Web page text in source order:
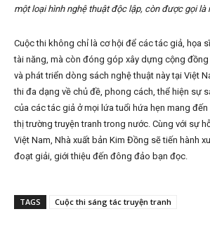
một loại hình nghệ thuật độc lập, còn được gọi là
Cuộc thi không chỉ là cơ hội để các tác giả, họa
tài năng, mà còn đóng góp xây dựng cộng đồng
và phát triển dòng sách nghệ thuật này tại Việt
thi đa dạng về chủ đề, phong cách, thể hiện sự
của các tác giả ở mọi lứa tuổi hứa hẹn mang
thị trường truyện tranh trong nước. Cùng với sự
Việt Nam, Nhà xuất bản Kim Đồng sẽ tiến hành
đoạt giải, giới thiệu đến đông đảo bạn đọc.
TAGS Cuộc thi sáng tác truyện tranh